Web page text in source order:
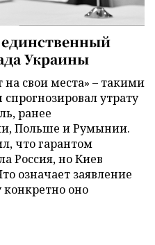
единственный
Украины
на свои места» – такими
утрату
ранее
Польше и Румынии.
что гарантом
Россия, но Киев
означает заявление
конкретно оно